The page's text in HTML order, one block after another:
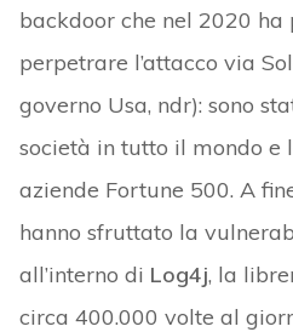
backdoor che nel 2020 ha
perpetrare l’attacco via
governo Usa, ndr): sono
società in tutto il mondo
aziende Fortune 500. A
hanno sfruttato la
all’interno di Log4j, la
circa 400.000 volte al